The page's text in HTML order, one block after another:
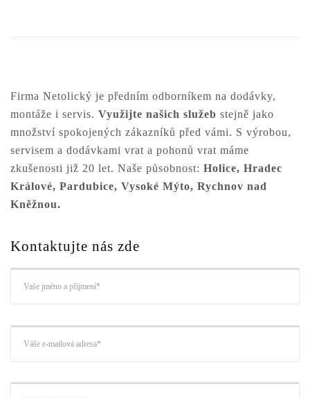
Firma Netolický je předním odborníkem na dodávky,
montáže i servis. Využijte našich služeb stejně jako
množství spokojených zákazníků před vámi. S výrobou,
servisem a dodávkami vrat a pohonů vrat máme
zkušenosti již 20 let. Naše působnost: Holice, Hradec
Králové, Pardubice, Vysoké Mýto, Rychnov nad
Kněžnou.
Kontaktujte nás zde